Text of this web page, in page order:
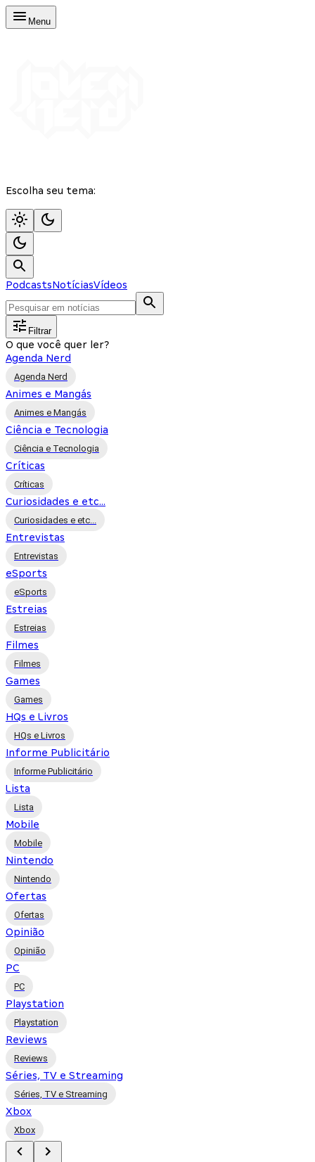
Menu
Escolha seu tema:
PodcastsNotíciasVídeos
Filtrar
O que você quer ler?
Agenda Nerd
Agenda Nerd
Animes e Mangás
Animes e Mangás
Ciência e Tecnologia
Ciência e Tecnologia
Críticas
Críticas
Curiosidades e etc...
Curiosidades e etc...
Entrevistas
Entrevistas
eSports
eSports
Estreias
Estreias
Filmes
Filmes
Games
Games
HQs e Livros
HQs e Livros
Informe Publicitário
Informe Publicitário
Lista
Lista
Mobile
Mobile
Nintendo
Nintendo
Ofertas
Ofertas
Opinião
Opinião
PC
PC
Playstation
Playstation
Reviews
Reviews
Séries, TV e Streaming
Séries, TV e Streaming
Xbox
Xbox